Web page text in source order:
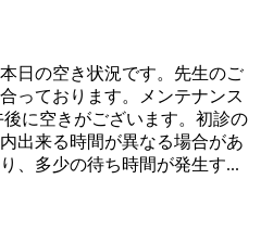
日の空き状況です。先生のご
っております。メンテナンス
に空きがございます。初診の
出来る時間が異なる場合があ
、多少の待ち時間が発生す...